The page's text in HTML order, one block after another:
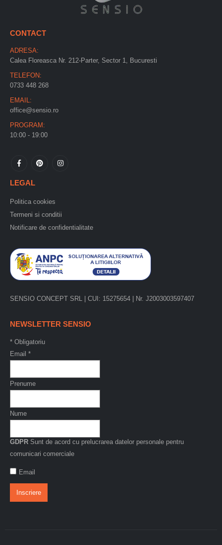
CONTACT
ADRESA:
Calea Floreasca Nr. 212-Parter, Sector 1, Bucuresti
TELEFON:
0733 448 268
EMAIL:
office@sensio.ro
PROGRAM:
10:00 - 19:00
LEGAL
Politica cookies
Termeni si conditii
Notificare de confidentialitate
SENSIO CONCEPT SRL | CUI: 15275654 | Nr. J2003003597407
NEWSLETTER SENSIO
* Obligatoriu
Email *
Prenume
Nume
GDPR Sunt de acord cu prelucrarea datelor personale pentru
comunicari comerciale
Email